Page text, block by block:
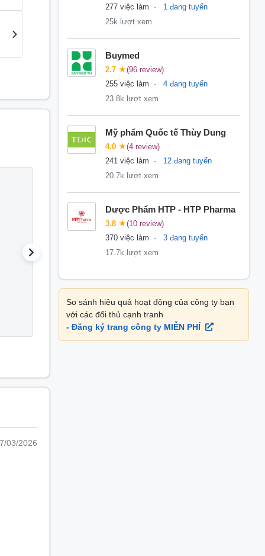
Kế toán thuế
12.5 triệu tháng
17.5 triệu/tháng
10.3
03/2026
277 việc làm
1 đang tuyển
25k lượt xem
Buymed
2.7 ★(96 review)
255 việc làm
4 đang tuyển
23.8k lượt xem
Mỹ phẩm Quốc tế Thùy Dung
4.0 ★(4 review)
241 việc làm
12 đang tuyển
20.7k lượt xem
Dược Phẩm HTP - HTP Pharma
3.8 ★(10 review)
370 việc làm
3 đang tuyển
17.7k lượt xem
So sánh hiệu quả hoạt động của công ty bạn
với các đối thủ cạnh tranh
- Đăng ký trang công ty MIỄN PHÍ